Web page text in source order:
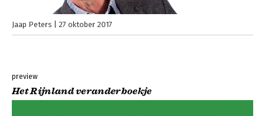
Jaap Peters 27 oktober 2017
preview
Het Rijnland veranderboekje